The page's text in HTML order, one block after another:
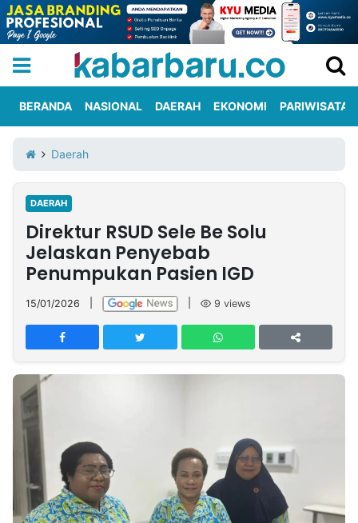
Iklan
Berita
Kami
Nasional
International
Olahraga
Entertainment
Daerah
Pariwisata
Kuliner
Kolom
Network
PT
TREETAN
INDONESIA
Partner
Insight
NTB
Time
IDN
Jogja
Rakyat
Idealita
News
Notice
Dinamikapost.com
Baru
Seedbacklink
BERANDA NASIONAL DAERAH EKONOMI PARIWISATA
Daerah
DAERAH
Direktur RSUD Sele Be Solu
Jelaskan Penyebab
Penumpukan Pasien IGD
15/01/2026 9 views